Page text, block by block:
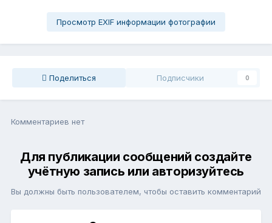
Просмотр EXIF информации фотографии
Поделиться Подписчики 0
Комментариев нет
Для публикации сообщений создайте
учётную запись или авторизуйтесь
Вы должны быть пользователем, чтобы оставить комментарий